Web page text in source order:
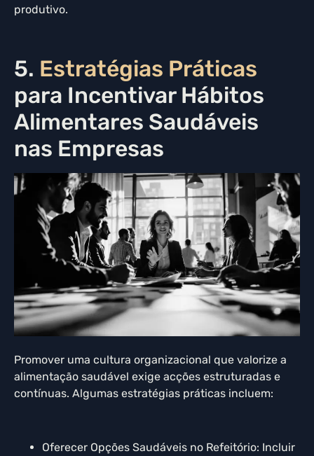
produtivo.
5. Estratégias Práticas
para Incentivar Hábitos
Alimentares Saudáveis
nas Empresas
Promover uma cultura organizacional que valorize a
alimentação saudável exige acções estruturadas e
contínuas. Algumas estratégias práticas incluem:
Oferecer Opções Saudáveis no Refeitório: Incluir